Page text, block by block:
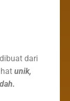
dari
unik,